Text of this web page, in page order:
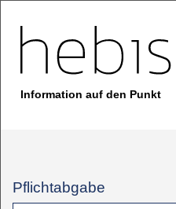
Information auf den Punkt
Pflichtabgabe